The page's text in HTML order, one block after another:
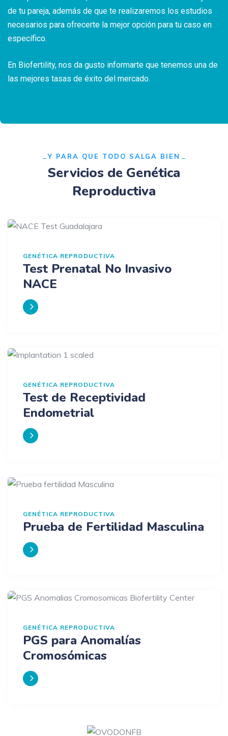
de tu pareja, además de que te realizaremos los estudios
necesarios para ofrecerte la mejor opción para tu caso en
específico.
En Biofertility, nos da gusto informarte que tenemos una de
las mejores tasas de éxito del mercado.
Y PARA QUE TODO SALGA BIEN
Servicios de Genética
Reproductiva
GENÉTICA REPRODUCTIVA
Test Prenatal No Invasivo
NACE
GENÉTICA REPRODUCTIVA
Test de Receptividad
Endometrial
GENÉTICA REPRODUCTIVA
Prueba de Fertilidad Masculina
GENÉTICA REPRODUCTIVA
PGS para Anomalías
Cromosómicas